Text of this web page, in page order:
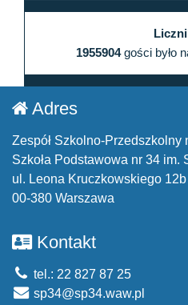
1955904gości było
Adres
Zespół Szkolno-Przedszkolny
Szkoła Podstawowa nr 34 im.
ul. Leona Kruczkowskiego 12b
00-380 Warszawa
Kontakt
tel.: 22 827 87 25
sp34@sp34.waw.pl